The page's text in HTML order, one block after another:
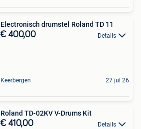
Electronisch drumstel Roland TD 11
€ 400,00 Details
Keerbergen 27 jul 26
Roland TD-02KV V-Drums Kit
€ 410,00 Details